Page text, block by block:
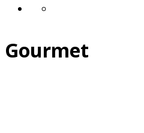
Gourmet